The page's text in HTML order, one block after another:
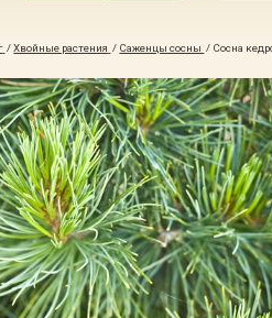
Хвойные растения
Плодово-ягодные растения
Лиственные растения
Цветы
Водные растения
Растения вертикального
озеленения
Формованные растения
Экостория
Товары для сада
Благоустройство и
Зелёный доктор
Зимние услуги
Уход за садом
Портфолио
Прайс-листы
Правила оказания услуг
Доставка
Оплата
Гарантии
/Хвойные растения / Саженцы сосны / Сосна